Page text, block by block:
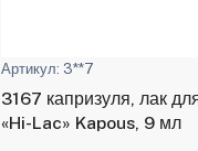
Артикул: 3**7
3167 капризуля, лак
«Hi-Lac» Kapous, 9 мл